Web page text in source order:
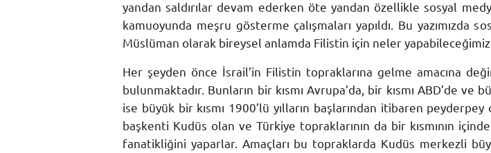
yandan saldırılar devam ederken öte yandan özellikle sosyal
kamuoyunda meşru gösterme çalışmaları yapıldı. Bu yazımızda
Müslüman olarak bireysel anlamda Filistin için neler
Her şeyden önce İsrail’in Filistin topraklarına gelme amacına
bulunmaktadır. Bunların bir kısmı Avrupa’da, bir kısmı ABD’de
ise büyük bir kısmı 1900’lü yılların başlarından itibaren
başkenti Kudüs olan ve Türkiye topraklarının da bir kısmının
fanatikliğini yaparlar. Amaçları bu topraklarda Kudüs merkezli